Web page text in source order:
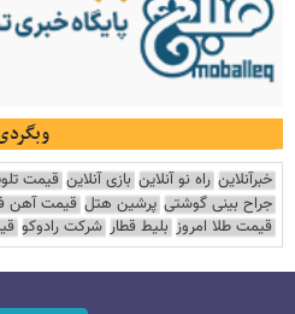
خبرآنلاین راه نو آنلاین بازی آنلاین قیمت
جراح بینی گوشتی پرشین هتل قیمت آهن
قیمت طلا امروز بلیط قطار شرکت رادوکو